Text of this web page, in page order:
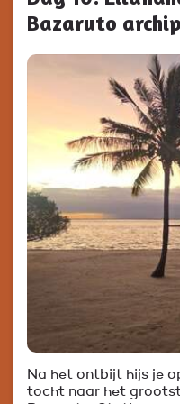
Bazaruto
Na het ontbijt hijs je
tocht naar het